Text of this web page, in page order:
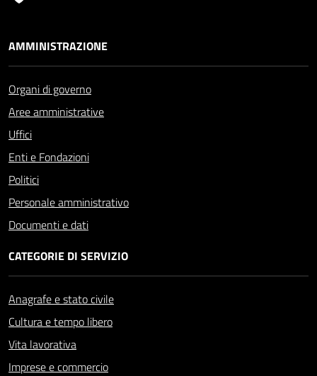
AMMINISTRAZIONE
Organi di governo
Aree amministrative
Uffici
Enti e Fondazioni
Politici
Personale amministrativo
Documenti e dati
CATEGORIE DI SERVIZIO
Anagrafe e stato civile
Cultura e tempo libero
Vita lavorativa
Imprese e commercio